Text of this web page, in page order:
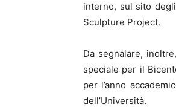
interno, sul sito
Sculpture Project.
Da segnalare,
speciale per il
per l’anno
dell’Università.